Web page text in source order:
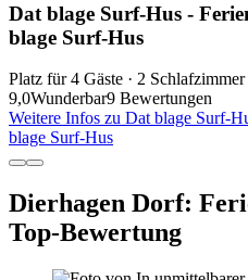
Dat blage Surf-Hus -
blage Surf-Hus
Platz für 4 Gäste · 2
9,0Wunderbar9 Bewertungen
Weitere Infos zu Dat blage Surf-
blage Surf-Hus
Dierhagen Dorf:
Top-Bewertung